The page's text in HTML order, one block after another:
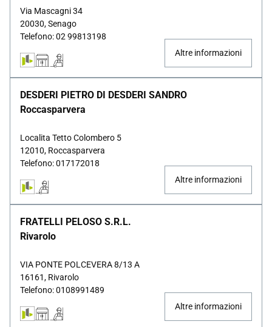
Via Mascagni 34
20030, Senago
Telefono: 02 99813198
Altre informazioni
DESDERI PIETRO DI DESDERI SANDRO
Roccasparvera
Localita Tetto Colombero 5
12010, Roccasparvera
Telefono: 017172018
Altre informazioni
FRATELLI PELOSO S.R.L.
Rivarolo
VIA PONTE POLCEVERA 8/13 A
16161, Rivarolo
Telefono: 0108991489
Altre informazioni